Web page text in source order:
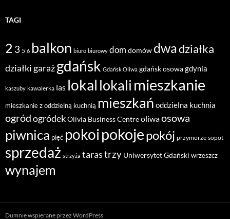
TAGI
2 3 5 6 balkon biuro biurowy dom domów dwadziałka
działki garażgdańsk Gdańsk Oliwa gdańsk osowagdynia
kaszuby kawalerka las lokal lokalimieszkanie
mieszkanie z oddzielną kuchnią mieszkań oddzielna kuchnia
ogródogródekOlivia Business Centreoliwaosowa
piwnica pięć pokoipokojepokój przymorze sopot
sprzedaż strzyża tarastrzy Uniwersytet Gdański wrzeszcz
wynajem
Dumnie wspierane przez WordPress